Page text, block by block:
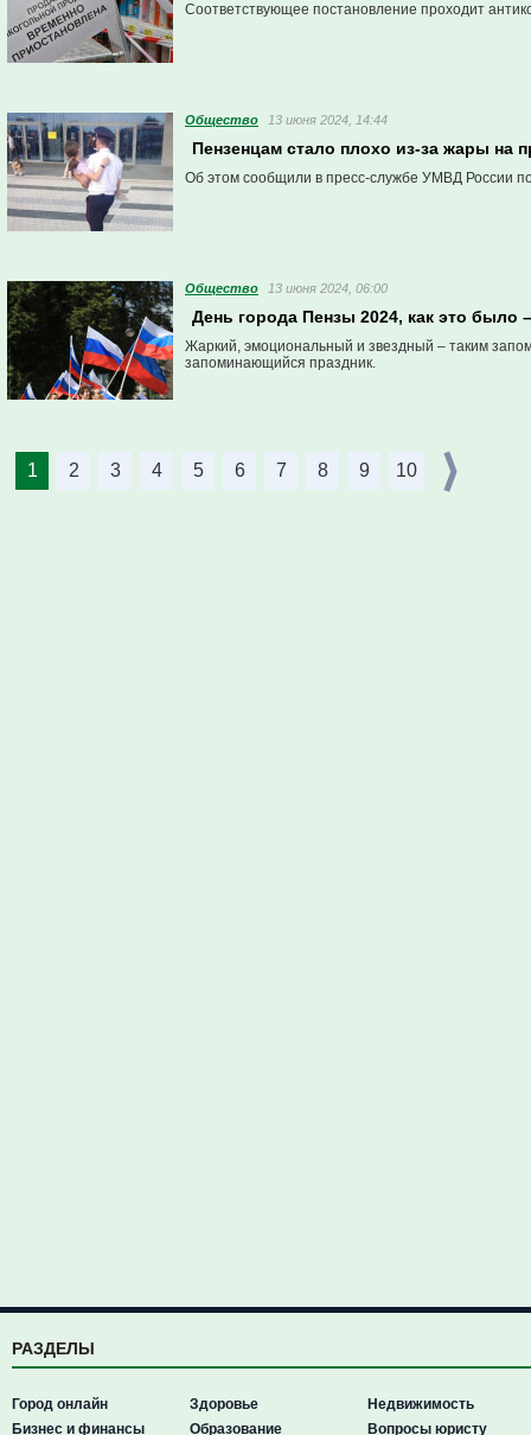
Соответствующее постановление проходит
Общество 13 июня 2024, 14:44
Пензенцам стало плохо из-за жары на
Об этом сообщили в пресс-службе УМВД России
Общество 13 июня 2024, 06:00
День города Пензы 2024, как это было
Жаркий, эмоциональный и звездный – таким
запоминающийся праздник.
1 2 3 4 5 6 7 8 9 10
РАЗДЕЛЫ
Город онлайн
Бизнес и финансы
Здоровье
Образование
Недвижимость
Вопросы юристу